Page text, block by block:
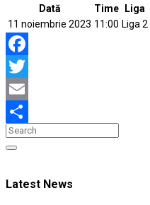
Dată Time Liga
11 noiembrie 2023 11:00 Liga 2
Facebook
Twitter
Email
Partajează
Latest News